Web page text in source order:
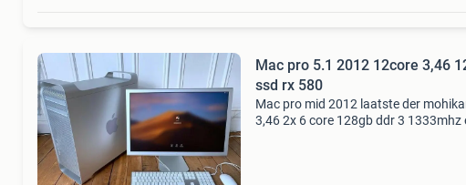
Mac pro 5.1 2012 12core 3,46
ssd rx 580
Mac pro mid 2012 laatste der
3,46 2x 6 core 128gb ddr 3 1333mhz